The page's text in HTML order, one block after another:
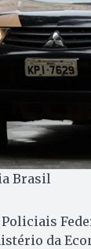
Brasil
da